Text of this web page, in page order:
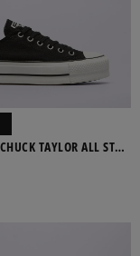
TAYLOR ALL STAR
LOW TOP